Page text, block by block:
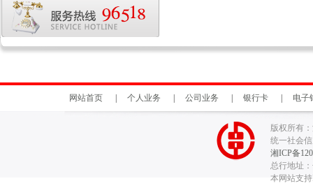
网站首页 个人业务 公司业务 银行卡 电子
版权所有
统一社会信
湘ICP备
总行地址
本网站支